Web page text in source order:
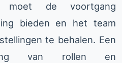
moet de voortgang
bieden en het team
te behalen. Een
van rollen en